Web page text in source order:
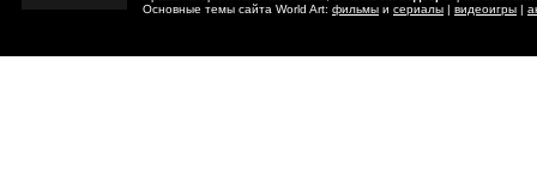
Основные темы сайта World Art: фильмы и сериалы | видеоигры |